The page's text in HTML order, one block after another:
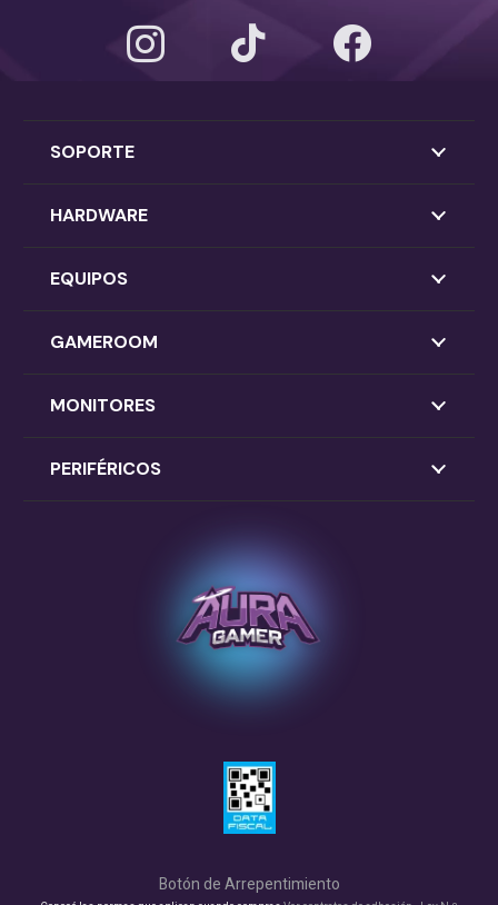
SOPORTE
HARDWARE
EQUIPOS
GAMEROOM
MONITORES
PERIFÉRICOS
Botón de Arrepentimiento